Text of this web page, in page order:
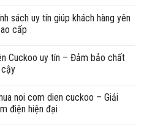
sách uy tín giúp khách hàng yên
cấp
Cuckoo uy tín – Đảm bảo chất
noi com dien cuckoo – Giải
điện hiện đại